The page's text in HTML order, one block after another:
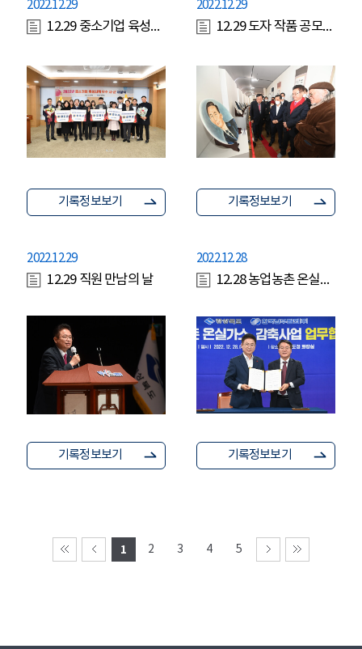
2022.12.29
12.29 중소기업 육성시책 시상식 (경제부지사)
기록정보보기
2022.12.29
12.29 도자 작품 공모전 시상식
기록정보보기
2022.12.29
12.29 직원 만남의 날
기록정보보기
2022.12.28
12.28 농업농촌 온실가스 감축사업 업무협약식
기록정보보기
1 2 3 4 5